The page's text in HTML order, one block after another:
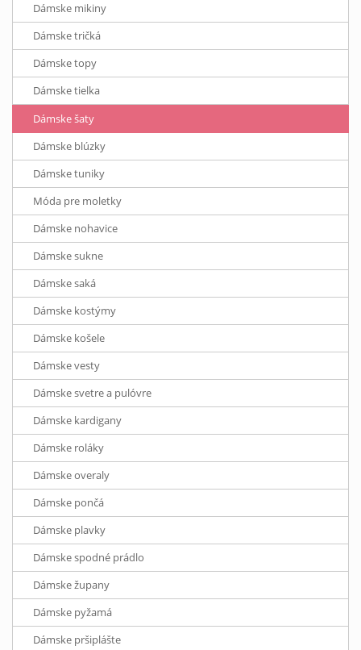
Dámske mikiny
Dámske tričká
Dámske topy
Dámske tielka
Dámske šaty
Dámske blúzky
Dámske tuniky
Móda pre moletky
Dámske nohavice
Dámske sukne
Dámske saká
Dámske kostýmy
Dámske košele
Dámske vesty
Dámske svetre a pulóvre
Dámske kardigany
Dámske roláky
Dámske overaly
Dámske pončá
Dámske plavky
Dámske spodné prádlo
Dámske župany
Dámske pyžamá
Dámske pršiplášte